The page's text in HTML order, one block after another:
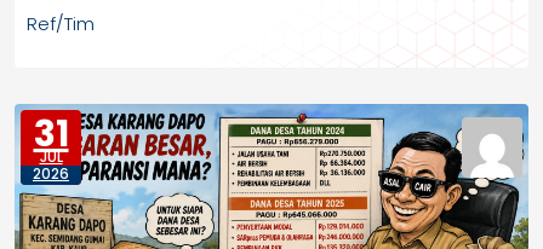
Ref/Tim
31
JUL
2026